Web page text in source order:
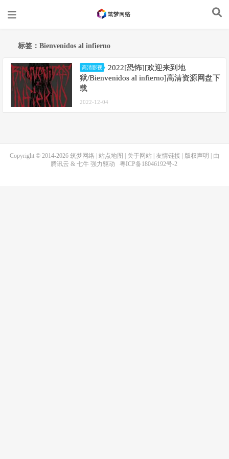
标签：Bienvenidos al infierno
高清影视
2022[恐怖][欢迎来到地
狱/Bienvenidos al infierno]高清资源网盘下
载
2022-12-04
Copyright © 2014-2026 筑梦网络 站点地图 关于网站 友情链接 版权声明
| 由
腾讯云 & 七牛强力驱动 粤ICP备18046192号-2